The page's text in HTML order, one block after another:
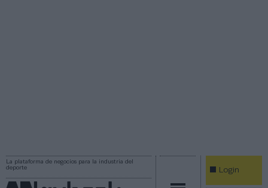
La plataforma de negocios para la industria del
deporte
Login